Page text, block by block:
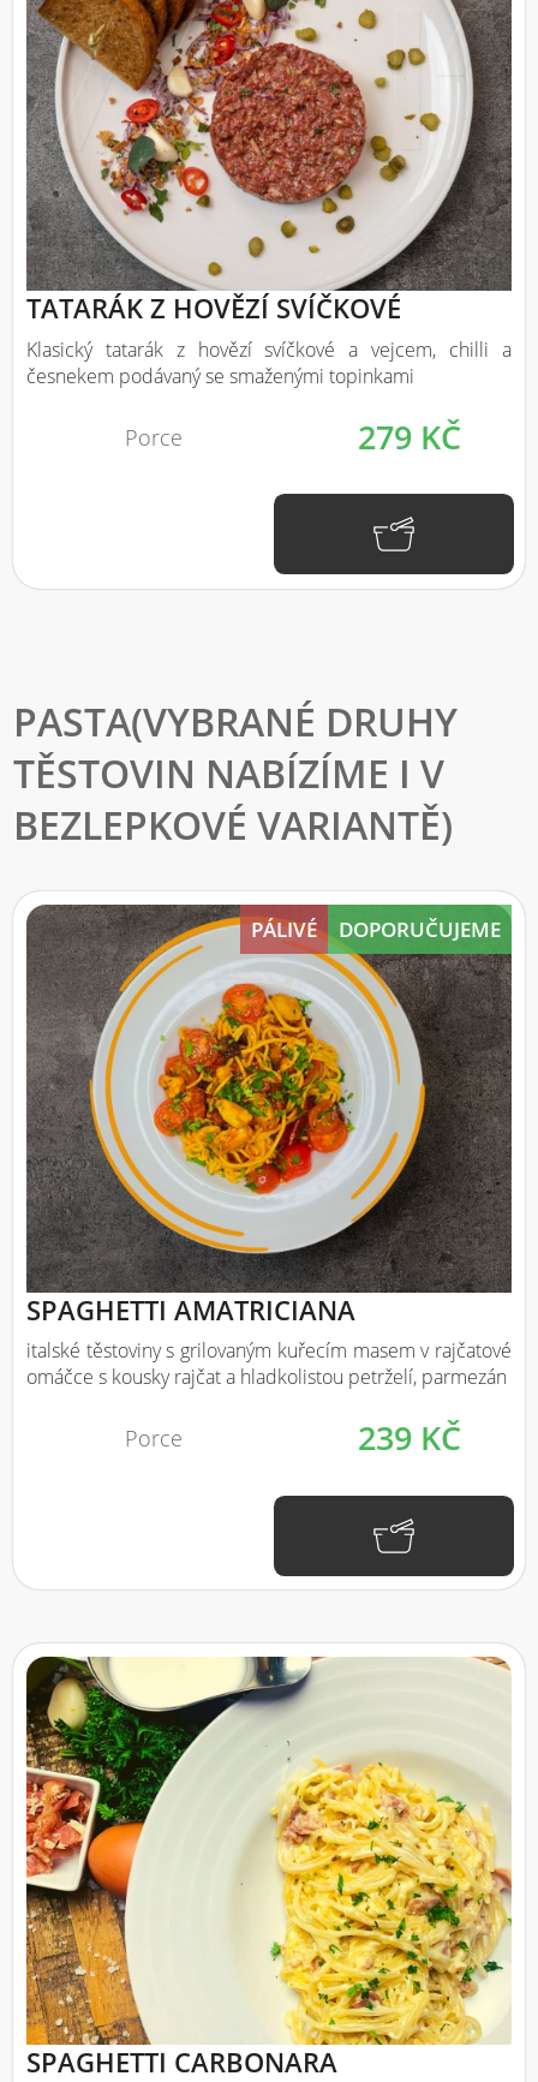
TATARÁK Z HOVĚZÍ SVÍČKOVÉ
Klasický tatarák z hovězí svíčkové a vejcem, chilli a
česnekem podávaný se smaženými topinkami
Porce 279 KČ
PASTA
DOPORUČUJEME
PÁLIVÉ
SPAGHETTI AMATRICIANA
italské těstoviny s grilovaným kuřecím masem v rajčatové
omáčce s kousky rajčat a hladkolistou petrželí, parmezán
Porce 239 KČ
SPAGHETTI CARBONARA